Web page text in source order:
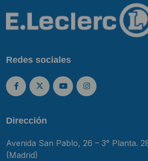
Redes sociales
Dirección
Avenida San Pablo, 26 – 3° Planta.
(Madrid)